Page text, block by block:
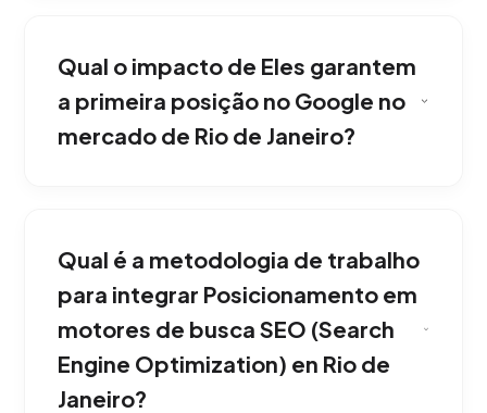
primeiros resultados de indexação e melhoria
de classificação são vistos entre os meses 3 e
6, mas o tráfego gerado é exponencial e
Qual o impacto de Eles garantem
a primeira posição no Google no
mercado de Rio de Janeiro?
dinâmico do Google. Garantimos a aplicação
das melhores práticas que historicamente
aparecem na primeira página. Maximizando o
retorno sobre investimento em Rio de Janeiro.
Qual é a metodologia de trabalho
para integrar Posicionamento em
motores de busca SEO (Search
Engine Optimization) en Rio de
Janeiro?